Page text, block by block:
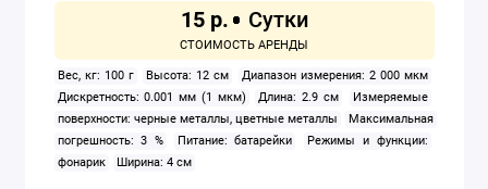
3,6В / 5000 мАч (тип 26650)
Точность измерения: ±2°С
обзора FOV/Shortest Focal Length: 56° по горизонтали x 42° по
Формат изображения: BMP
Хранение данных: SD-
карта
Хранение изображений: SD-карта (4 г)
Цветовая палитра:
железно-красный, радужный, горячее белым, горячее красным,
горячее черным, Лава, радужный высококонтрастный
Частота
обновления ИК картинки: <25 Гц
15 р.
Вес, кг: 100 г Высота: 12 см
Диапазон измерения: 2 000 мкм
Дискретность: 0.001 мм (1 мкм)
Длина: 2.9 см
Измеряемые
поверхности: черные металлы, цветные металлы
Максимальная
погрешность: 3 %
Питание: батарейки
Режимы и функции:
фонарик
Ширина: 4 см